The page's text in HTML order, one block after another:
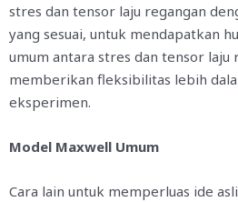
stres dan tensor laju regangan
yang sesuai, untuk mendapatkan
umum antara stres dan tensor laju
memberikan fleksibilitas lebih
eksperimen.
Model Maxwell Umum
Cara lain untuk memperluas ide